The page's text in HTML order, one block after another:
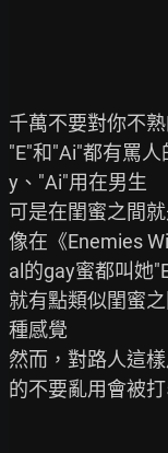
千萬不要對你不
"E"和"Ai"都有罵
y、"Ai"用在男生
可是在閨蜜之間
像在《Enemies
al的gay蜜都叫她
就有點類似閨蜜
種感覺
然而，對路人這
的不要亂用會被